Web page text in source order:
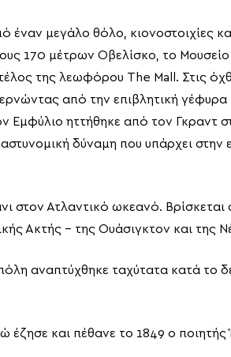
έναν μεγάλο θόλο, κιονοστοιχίες
170 μέτρων Οβελίσκο, το
της λεωφόρου The Mall. Στις
από την επιβλητική
Εμφύλιο ηττήθηκε από τον Γκραντ
δύναμη που υπάρχει στην
στον Ατλαντικό ωκεανό.
Ακτής – της Ουάσιγκτον και της
αναπτύχθηκε ταχύτατα κατά το
έζησε και πέθανε το 1849 ο